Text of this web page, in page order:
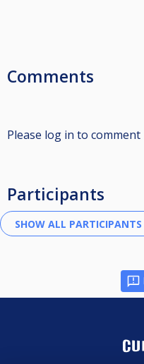
Comments
Please log in to comment
Participants